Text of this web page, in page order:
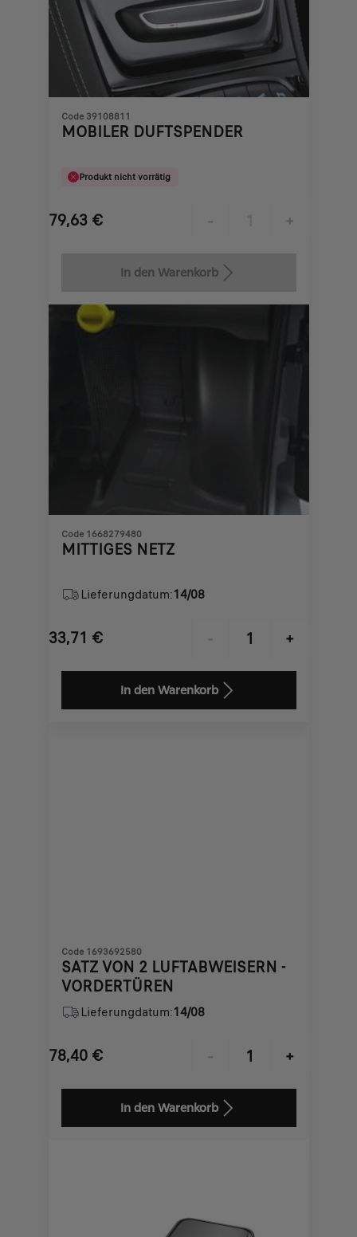
Code 39108811
MOBILER DUFTSPENDER
Produkt nicht vorrätig
79,63 €
€
-
+
1
In den Warenkorb
Code 1668279480
MITTIGES NETZ
Lieferungdatum:14/08
33,71 €
Price
33,71
-
+
Quantity
to:
In den Warenkorb
Code 1693692580
SATZ VON 2 LUFTABWEISERN -
VORDERTÜREN
Lieferungdatum:14/08
78,40 €
Price
78,40
-
+
Quantity
to:
In den Warenkorb